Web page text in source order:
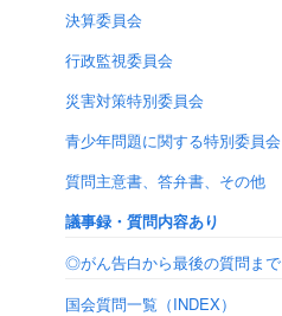
決算委員会
行政監視委員会
災害対策特別委員会
青少年問題に関する特別委員会
質問主意書、答弁書、その他
議事録・質問内容あり
◎がん告白から最後の質問まで
国会質問一覧（INDEX）